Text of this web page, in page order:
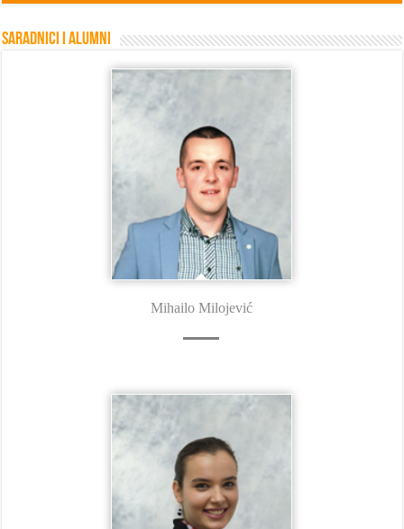
Saradnici i Alumni
Mihailo Milojević